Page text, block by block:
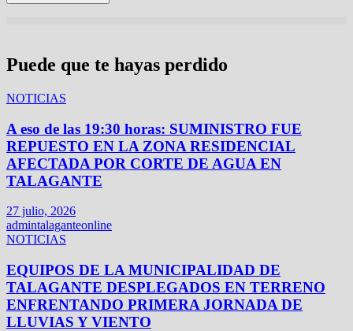
Puede que te hayas perdido
NOTICIAS
A eso de las 19:30 horas: SUMINISTRO FUE
REPUESTO EN LA ZONA RESIDENCIAL
AFECTADA POR CORTE DE AGUA EN
TALAGANTE
27 julio, 2026
admintalaganteonline
NOTICIAS
EQUIPOS DE LA MUNICIPALIDAD DE
TALAGANTE DESPLEGADOS EN TERRENO
ENFRENTANDO PRIMERA JORNADA DE
LLUVIAS Y VIENTO